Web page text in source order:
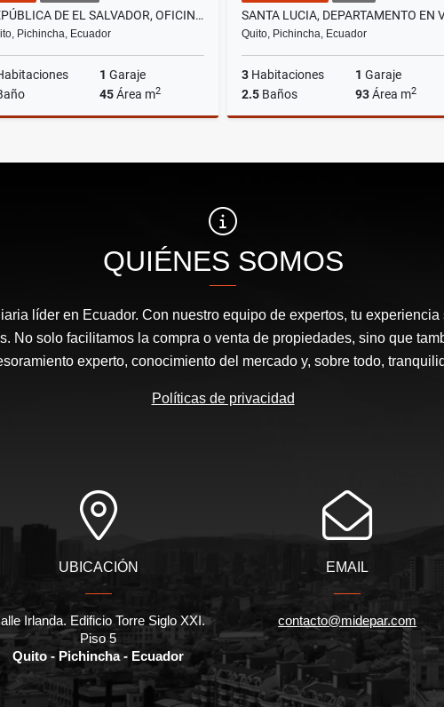
REPÚBLICA DE EL SALVADOR, OFICINA AMOBLADA EN RENTA, 45M2
Pichincha, Ecuador
1 Garaje
45Área m2
US$780
Quito, Pichincha, Ecuador
3 Habitaciones 1 Garaje
2.5 Baños 93Área m2
US$51,000
QUIÉNES SOMOS
líder en Ecuador. Con nuestro equipo de expertos, tu experiencia
No solo facilitamos la compra o venta de propiedades, sino que
experto, conocimiento del mercado y, sobre todo,
Políticas de privacidad
UBICACIÓN
Irlanda. Edificio Torre Siglo XXI.
Piso 5
Quito - Pichincha - Ecuador
EMAIL
contacto@midepar.com